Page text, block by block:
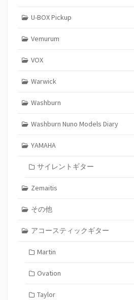
U-BOX Pickup
Vemurum
VOX
Warwick
Washburn
Washburn Nuno Models Diary
YAMAHA
サイレントギター
Zemaitis
その他
アコースティックギター
Martin
Ovation
Taylor